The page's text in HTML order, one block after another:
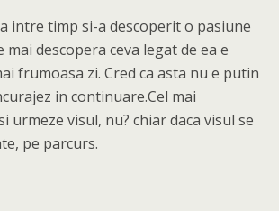
intre timp si-a descoperit o pasiune
mai descopera ceva legat de ea e
frumoasa zi. Cred ca asta nu e putin
in continuare.Cel mai
urmeze visul, nu? chiar daca visul se
pe parcurs.